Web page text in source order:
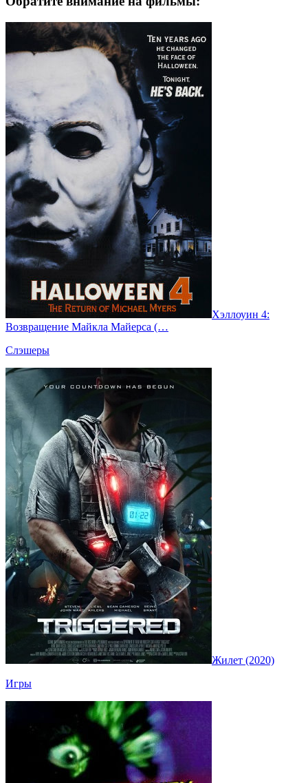
Хэллоуин 4:
Возвращение Майкла Майерса (…
Слэшеры
Жилет (2020)
Игры